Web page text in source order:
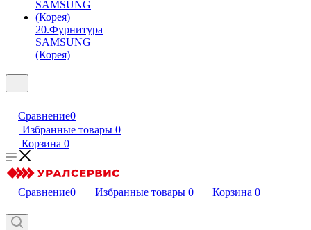
20.Фурнитура
SAMSUNG
(Корея)
Сравнение0
Избранные товары 0
Корзина 0
Сравнение0 Избранные товары 0 Корзина 0